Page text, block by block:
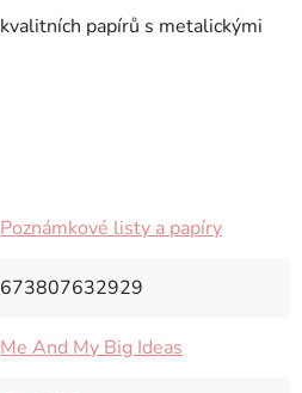
kvalitních papírů s metalickými
Poznámkové listy a papíry
673807632929
Me And My Big Ideas